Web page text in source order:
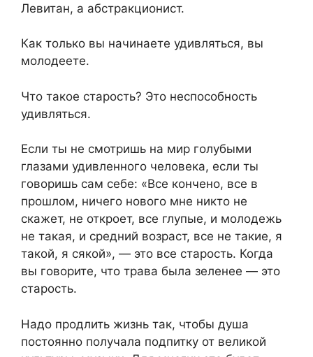
Левитан, а абстракционист.
Как только вы начинаете удивляться, вы
молодеете.
Что такое старость? Это неспособность
удивляться.
Если ты не смотришь на мир голубыми
глазами удивленного человека, если ты
говоришь сам себе: «Все кончено, все в
прошлом, ничего нового мне никто не
скажет, не откроет, все глупые, и молодежь
не такая, и средний возраст, все не такие, я
такой, я сякой», — это все старость. Когда
вы говорите, что трава была зеленее — это
старость.
Надо продлить жизнь так, чтобы душа
постоянно получала подпитку от великой